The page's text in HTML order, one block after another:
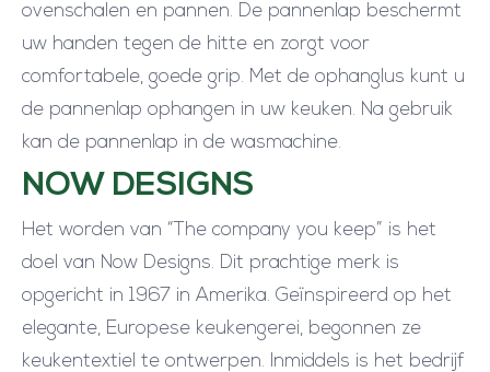
ovenschalen en pannen. De pannenlap beschermt
uw handen tegen de hitte en zorgt voor
comfortabele, goede grip. Met de ophanglus kunt u
de pannenlap ophangen in uw keuken. Na gebruik
kan de pannenlap in de wasmachine.
NOW DESIGNS
Het worden van “The company you keep” is het
doel van Now Designs. Dit prachtige merk is
opgericht in 1967 in Amerika. Geïnspireerd op het
elegante, Europese keukengerei, begonnen ze
keukentextiel te ontwerpen. Inmiddels is het bedrijf